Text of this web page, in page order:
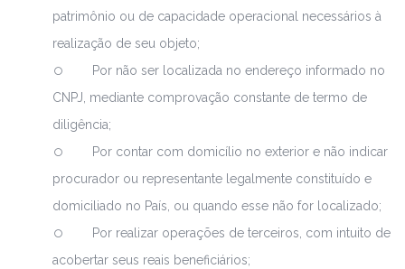
patrimônio ou de capacidade operacional necessários à
realização de seu objeto;
Por não ser localizada no endereço informado no
CNPJ, mediante comprovação constante de termo de
diligência;
Por contar com domicílio no exterior e não indicar
procurador ou representante legalmente constituído e
domiciliado no País, ou quando esse não for localizado;
Por realizar operações de terceiros, com intuito de
acobertar seus reais beneficiários;